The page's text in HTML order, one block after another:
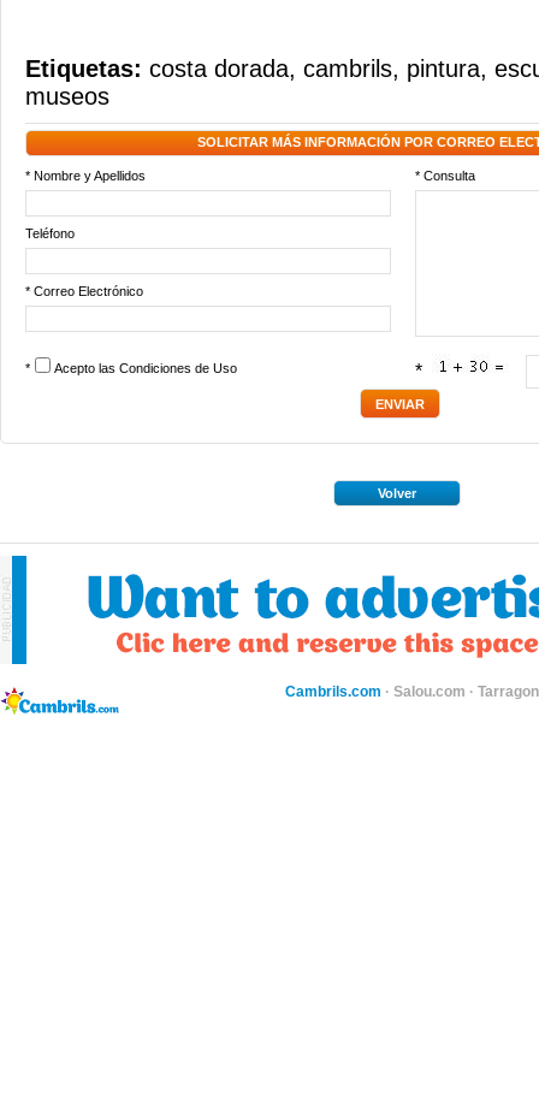
Etiquetas: costa dorada, cambrils, pintura,
museos
SOLICITAR MÁS INFORMACIÓN POR CORREO
* Nombre y Apellidos * Consulta
Teléfono
* Correo Electrónico
* Acepto las Condiciones de Uso *
Volver
Cambrils.com · Salou.com ·